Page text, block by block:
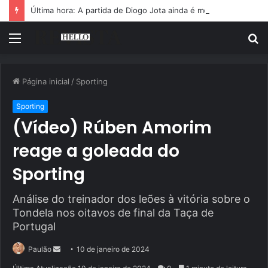
Menu
Página inicial / Sporting
Sporting
(Vídeo) Rúben Amorim
reage a goleada do
Sporting
Análise do treinador dos leões à vitória sobre o
Tondela nos oitavos de final da Taça de
Portugal
Paulão
Mande10 de janeiro de 2024